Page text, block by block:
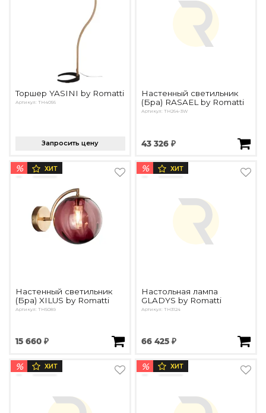
Торшер YASINI by Romatti
Артикул: TH4056
Запросить цену
Настенный светильник
(Бра) RASAEL by Romatti
Артикул: TH264-3W
43 326 ₽
% ХИТ
Настенный светильник
(Бра) XILUS by Romatti
Артикул: TH5089
15 660 ₽
% ХИТ
Настольная лампа
GLADYS by Romatti
Артикул: ТН3124
66 425 ₽
% ХИТ % ХИТ